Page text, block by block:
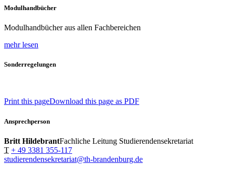
Modulhandbücher
Modulhandbücher aus allen Fachbereichen
mehr lesen
Sonderregelungen
Print this pageDownload this page as PDF
Ansprechperson
Britt HildebrantFachliche Leitung Studierendensekretariat
T + 49 3381 355-117
studierendensekretariat@th-brandenburg.de